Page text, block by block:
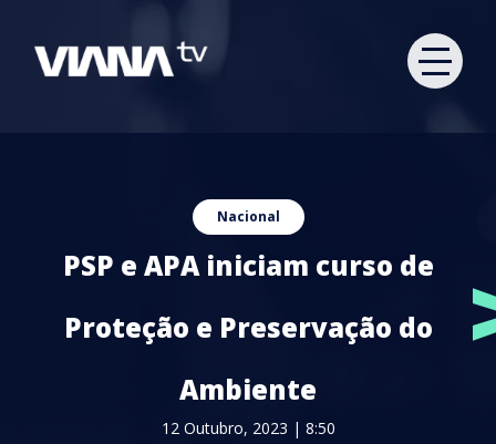
Nacional
PSP e APA iniciam curso de
Proteção e Preservação do
Ambiente
12 Outubro, 2023 | 8:50